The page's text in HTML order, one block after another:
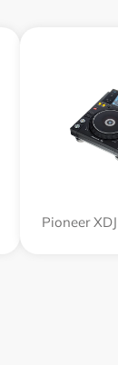
Pioneer